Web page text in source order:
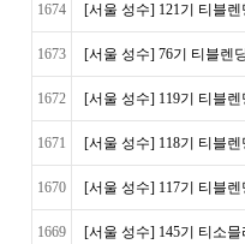
1674 [서울 성수] 121기 티블
1673 [서울 성수] 76기 티블렌
1672 [서울 성수] 119기 티블
1671 [서울 성수] 118기 티블
1670 [서울 성수] 117기 티블
1669 [서울 성수] 145기 티소믈